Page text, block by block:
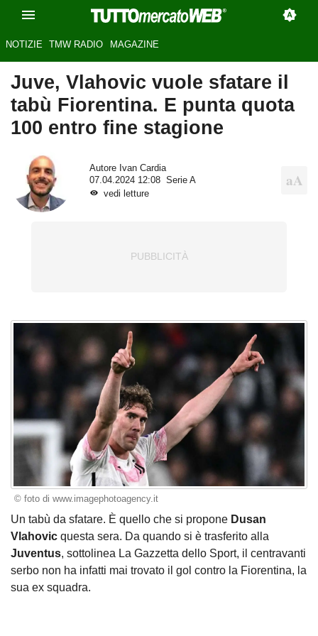
NOTIZIE TMW RADIO MAGAZINE
Juve, Vlahovic vuole sfatare il
tabù Fiorentina. E punta quota
100 entro fine stagione
Autore Ivan Cardia
07.04.2024 12:08
Serie A
vedi letture
© foto di www.imagephotoagency.it
Un tabù da sfatare. È quello che si propone Dusan
Vlahovic questa sera. Da quando si è trasferito alla
Juventus, sottolinea La Gazzetta dello Sport, il centravanti
serbo non ha infatti mai trovato il gol contro la Fiorentina, la
sua ex squadra.